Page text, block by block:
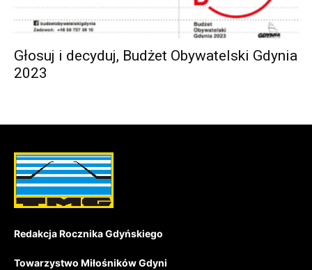
Głosuj i decyduj, Budżet Obywatelski Gdynia
2023
Redakcja Rocznika Gdyńskiego
Towarzystwo Miłośników Gdyni